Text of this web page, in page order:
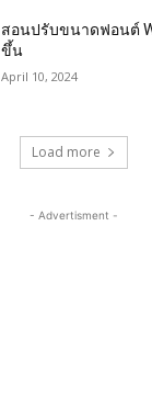
สอนปรับขนาดฟอนต์
ขึ้น
April 10, 2024
Load more
- Advertisment -